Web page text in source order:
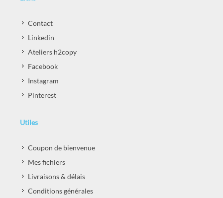
Contact
Linkedin
Ateliers h2copy
Facebook
Instagram
Pinterest
Utiles
Coupon de bienvenue
Mes fichiers
Livraisons & délais
Conditions générales